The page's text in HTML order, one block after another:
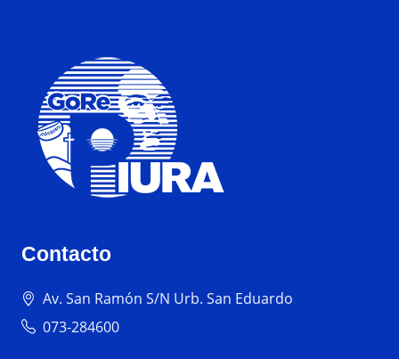
Contacto
Av. San Ramón S/N Urb. San Eduardo
073-284600